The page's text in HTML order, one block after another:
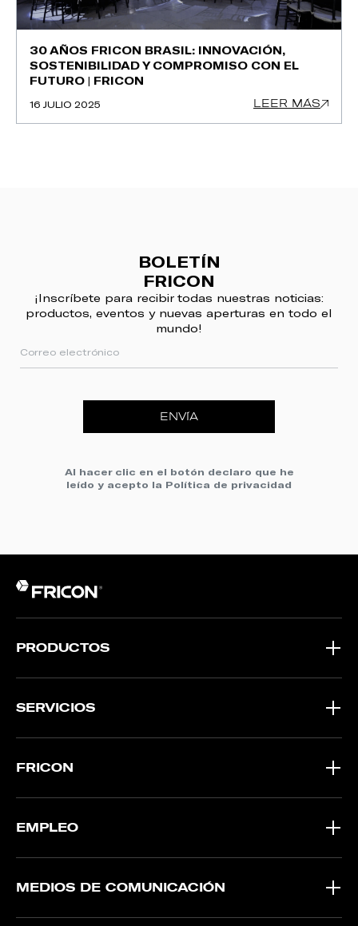
30 AÑOS FRICON BRASIL: INNOVACIÓN,
SOSTENIBILIDAD Y COMPROMISO CON EL
FUTURO | FRICON
16 JULIO 2025 LEER MÁS
BOLETÍN
FRICON
¡Inscríbete para recibir todas nuestras noticias:
productos, eventos y nuevas aperturas en todo el
mundo!
Al hacer clic en el botón declaro que he
leído y acepto la Política de privacidad
ENVÍA
PRODUCTOS
SERVICIOS
FRICON
EMPLEO
MEDIOS DE COMUNICACIÓN